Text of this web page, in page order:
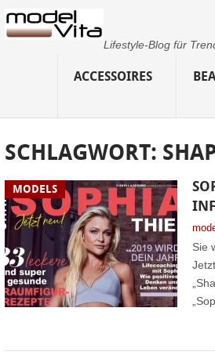
Lifestyle-Blog für
ACCESSOIRES
SCHLAGWORT:
MODELS
Sie